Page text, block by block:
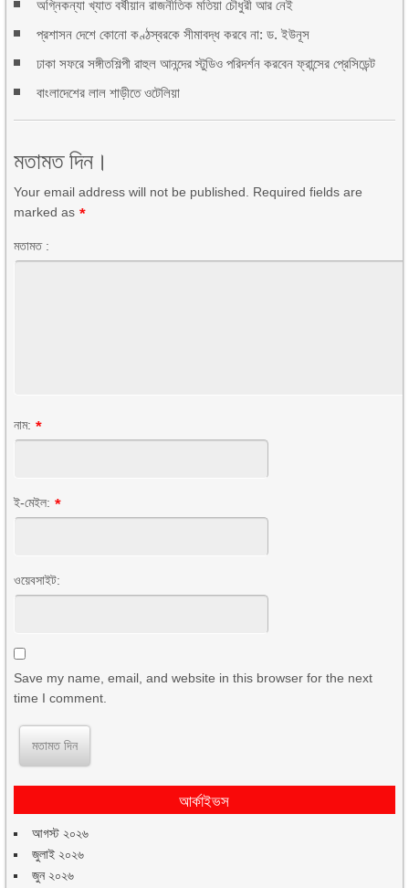
অগ্নিকন্যা খ্যাত বর্ষীয়ান রাজনীতিক মতিয়া চৌধুরী আর নেই
প্রশাসন দেশে কোনো কণ্ঠস্বরকে সীমাবদ্ধ করবে না: ড. ইউনূস
ঢাকা সফরে সঙ্গীতশিল্পী রাহুল আনন্দের স্টুডিও পরিদর্শন করবেন ফ্রান্সের প্রেসিডেন্ট
বাংলাদেশের লাল শাড়ীতে ওটেলিয়া
মতামত দিন।
Your email address will not be published. Required fields are
marked as *
মতামত :
নাম: *
ই-মেইল: *
ওয়েবসাইট:
Save my name, email, and website in this browser for the next
time I comment.
আর্কাইভস
আগস্ট ২০২৬
জুলাই ২০২৬
জুন ২০২৬